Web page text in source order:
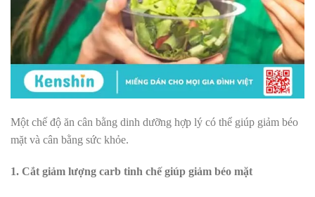
Một chế độ ăn cân bằng dinh dưỡng hợp lý có thể giúp giảm béo
mặt và cân bằng sức khỏe.
1. Cắt giảm lượng carb tinh chế giúp giảm béo mặt